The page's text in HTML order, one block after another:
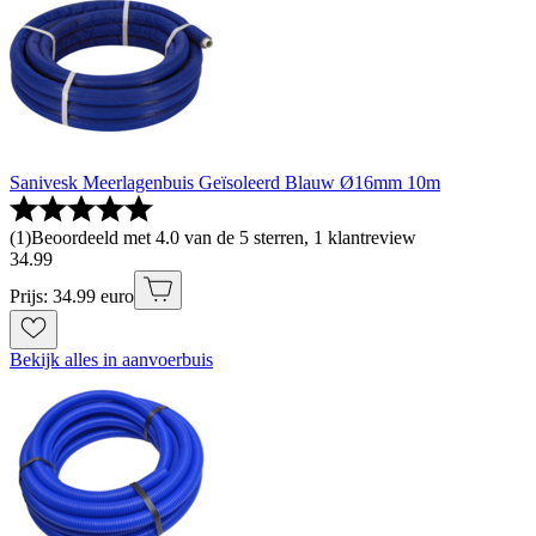
Sanivesk Meerlagenbuis Geïsoleerd Blauw Ø16mm 10m
(1)Beoordeeld met 4.0 van de 5 sterren, 1 klantreview
34.99
Prijs: 34.99 euro
Bekijk alles in aanvoerbuis